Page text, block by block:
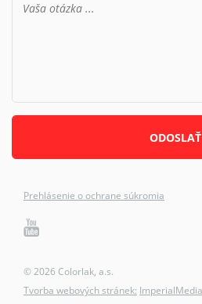
Prehlásenie o ochrane súkromia
© 2026 Colorlak, a.s.
Tvorba webových stránek: ImperialMedia